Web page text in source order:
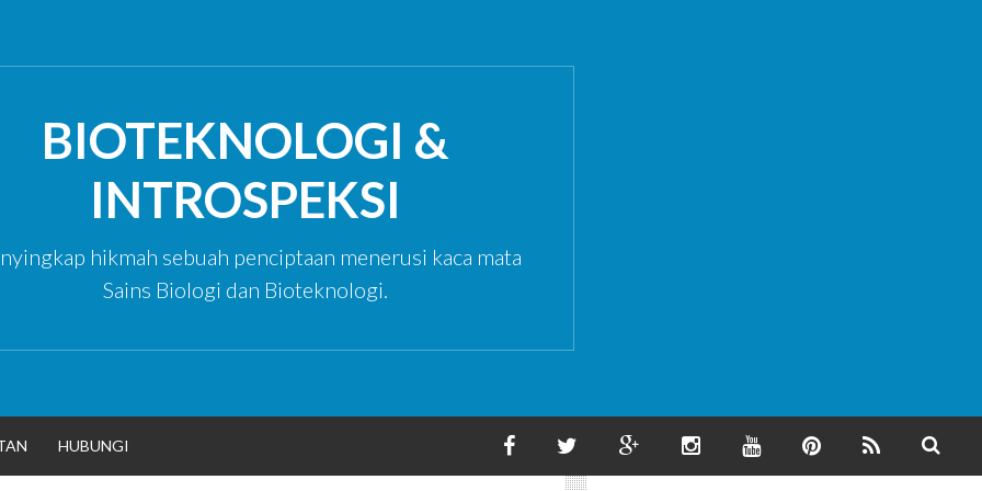
BIOTEKNOLOGI &
INTROSPEKSI
hikmah sebuah penciptaan menerusi kaca mata
Sains Biologi dan Bioteknologi.
HUBUNGI
I